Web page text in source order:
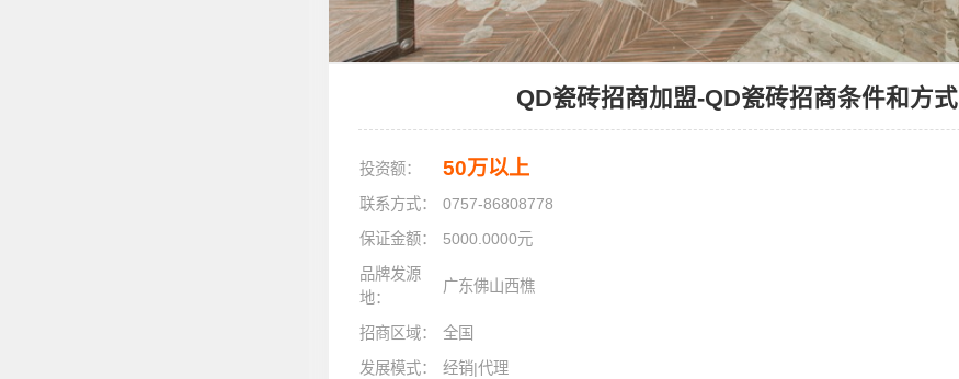
QD瓷砖招商加盟-QD瓷砖招商条件和方式
投资额： 50万以上
联系方式：
0757-86808778
保证金额：
5000.0000元
品牌发源
地：
广东佛山西樵
招商区域：
全国
发展模式：
经销|代理